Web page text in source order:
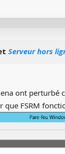
Serveur hors
ont perturbé
FSRM